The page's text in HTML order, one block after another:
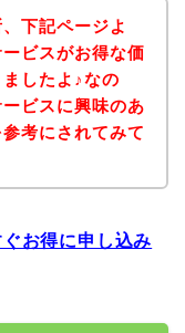
下記ページよ
ビスがお得な価
したよ♪なの
ビスに興味のあ
考にされてみて
お得に申し込み